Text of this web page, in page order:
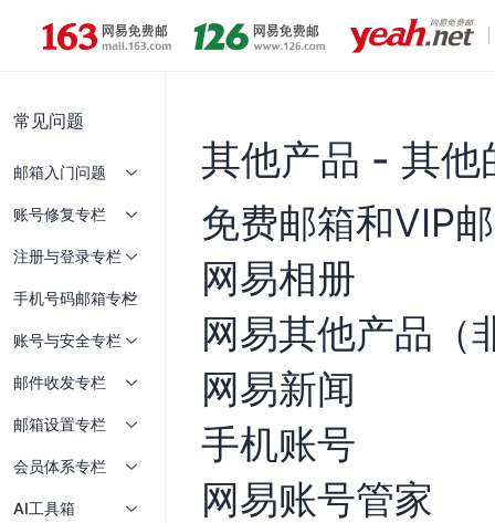
常见问题
邮箱入门问题
账号修复专栏
注册与登录专栏
手机号码邮箱专栏
账号与安全专栏
邮件收发专栏
邮箱设置专栏
会员体系专栏
AI工具箱
其他产品 - 其他
免费邮箱和VIP
网易相册
网易其他产品（
网易新闻
手机账号
网易账号管家